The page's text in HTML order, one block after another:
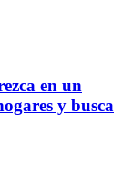
en un
y busca